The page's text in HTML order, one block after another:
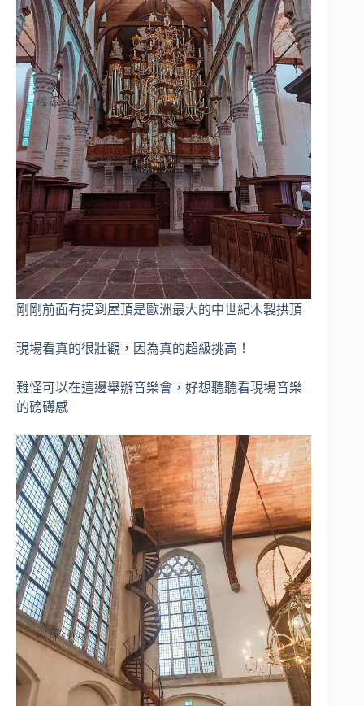
剛剛前面有提到屋頂是歐洲最大的中世紀木製拱頂
現場看真的很壯觀，因為真的超級挑高！
難怪可以在這邊舉辦音樂會，好想聽聽看現場音樂
的磅礡感